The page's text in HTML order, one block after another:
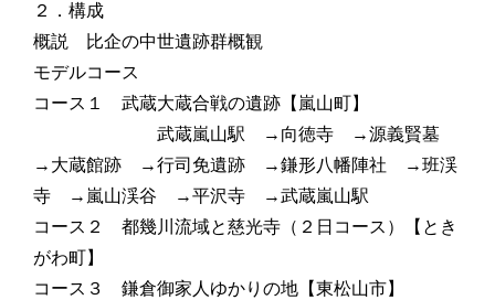
２．構成
概説 比企の中世遺跡群概観
モデルコース
コース１ 武蔵大蔵合戦の遺跡 【嵐山町】
武蔵嵐山駅 →向徳寺 →源義賢墓
→大蔵館跡 →行司免遺跡 →鎌形八幡陣社 →班渓
寺 →嵐山渓谷 →平沢寺 →武蔵嵐山駅
コース２ 都幾川流域と慈光寺（２日コース）
【とき
がわ町】
コース３ 鎌倉御家人ゆかりの地 【東松山市】